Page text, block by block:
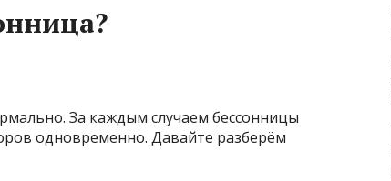
За каждым случаем бессонницы
одновременно. Давайте разберём